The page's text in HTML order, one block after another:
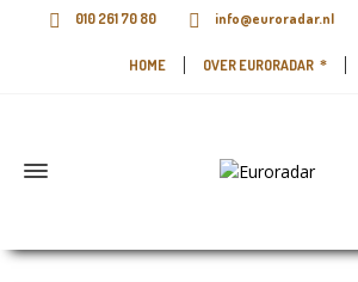
010 261 70 80 info@euroradar.nl
HOME OVER EURORADAR